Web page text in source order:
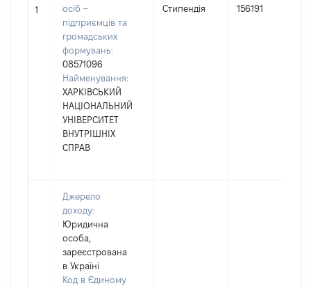
1
осіб –
підприємців та
громадських
формувань:
08571096
Найменування:
ХАРКІВСЬКИЙ
НАЦІОНАЛЬНИЙ
УНІВЕРСИТЕТ
ВНУТРІШНІХ
СПРАВ
Стипендія 156191
Джерело
доходу:
Юридична
особа,
зареєстрована
в Україні
Код в Єдиному